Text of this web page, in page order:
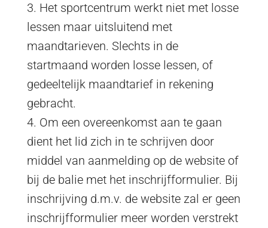
3. Het sportcentrum werkt niet met losse
lessen maar uitsluitend met
maandtarieven. Slechts in de
startmaand worden losse lessen, of
gedeeltelijk maandtarief in rekening
gebracht.
4. Om een overeenkomst aan te gaan
dient het lid zich in te schrijven door
middel van aanmelding op de website of
bij de balie met het inschrijfformulier. Bij
inschrijving d.m.v. de website zal er geen
inschrijfformulier meer worden verstrekt